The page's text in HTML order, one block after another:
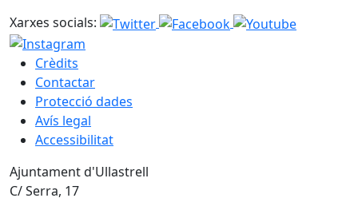
Xarxes socials:
Crèdits
Contactar
Protecció dades
Avís legal
Accessibilitat
Ajuntament d'Ullastrell
C/ Serra, 17